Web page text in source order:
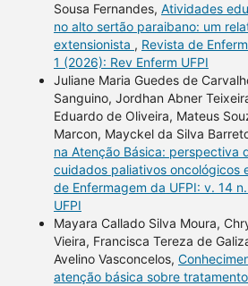
Sousa Fernandes, Atividades
no alto sertão paraibano: um
extensionista , Revista de
1 (2026): Rev Enferm UFPI
Juliane Maria Guedes de
Sanguino, Jordhan Abner
Eduardo de Oliveira, Mateus
Marcon, Mayckel da Silva
na Atenção Básica: perspectiva
cuidados paliativos oncológicos
de Enfermagem da UFPI: v. 14
UFPI
Mayara Callado Silva Moura,
Vieira, Francisca Tereza de
Avelino Vasconcelos,
atenção básica sobre